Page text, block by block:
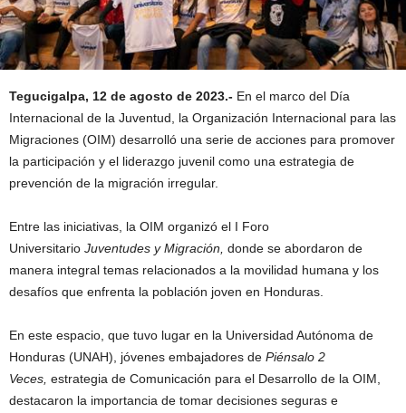
Tegucigalpa, 12 de agosto de 2023.- En el marco del Día
Internacional de la Juventud, la Organización Internacional para las
Migraciones (OIM) desarrolló una serie de acciones para promover
la participación y el liderazgo juvenil como una estrategia de
prevención de la migración irregular.
Entre las iniciativas, la OIM organizó el I Foro
Universitario Juventudes y Migración, donde se abordaron de
manera integral temas relacionados a la movilidad humana y los
desafíos que enfrenta la población joven en Honduras.
En este espacio, que tuvo lugar en la Universidad Autónoma de
Honduras (UNAH), jóvenes embajadores de Piénsalo 2
Veces, estrategia de Comunicación para el Desarrollo de la OIM,
destacaron la importancia de tomar decisiones seguras e